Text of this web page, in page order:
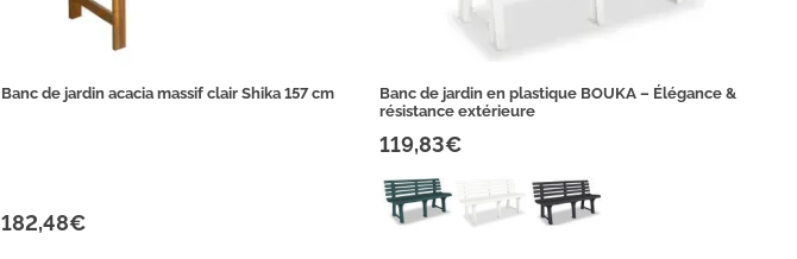
Banc de jardin acacia massif clair Shika 157 cm
182,48€
Banc de jardin en plastique BOUKA – Élégance &
résistance extérieure
119,83€